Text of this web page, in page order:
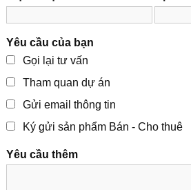
Yêu cầu của bạn
Gọi lại tư vấn
Tham quan dự án
Gửi email thông tin
Ký gửi sản phẩm Bán - Cho thuê
Yêu cầu thêm